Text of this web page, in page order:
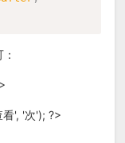
看', '次'); ?>